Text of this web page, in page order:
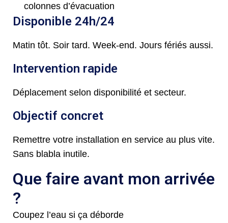
colonnes d’évacuation
Disponible 24h/24
Matin tôt. Soir tard. Week-end. Jours fériés aussi.
Intervention rapide
Déplacement selon disponibilité et secteur.
Objectif concret
Remettre votre installation en service au plus vite.
Sans blabla inutile.
Que faire avant mon arrivée
?
Coupez l’eau si ça déborde